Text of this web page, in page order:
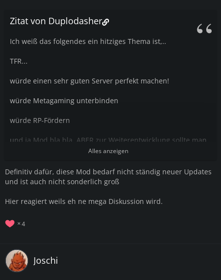
Zitat von Duplodasher
Ich weiß das folgendes ein hitziges Thema ist,..
TFR...
würde einen sehr guten Server perfekt machen!
würde Metagaming unterbinden
würde RP-Fördern
und ja Mod bla bla, ABER zur Weiterentwicklung sollte man
bei gewissen dingen eine Ausnahme machen?
Alles anzeigen
Definitiv dafür, diese Mod bedarf nicht ständig neuer Updates
und ist auch nicht sonderlich groß
Hier reagiert weils eh ne mega Diskussion wird.
4
Joschi